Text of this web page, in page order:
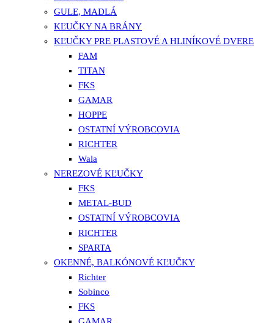
GULE, MADLÁ
KĽUČKY NA BRÁNY
KĽUČKY PRE PLASTOVÉ A HLINÍKOVÉ DVERE
FAM
TITAN
FKS
GAMAR
HOPPE
OSTATNÍ VÝROBCOVIA
RICHTER
Wala
NEREZOVÉ KĽUČKY
FKS
METAL-BUD
OSTATNÍ VÝROBCOVIA
RICHTER
SPARTA
OKENNÉ, BALKÓNOVÉ KĽUČKY
Richter
Sobinco
FKS
GAMAR